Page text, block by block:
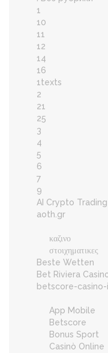
1
10
11
12
14
16
1texts
2
21
25
3
4
5
6
7
9
AI Crypto Trading
aoth.gr
καζινο
στοιχηματικες
Beste Wetten
Bet Riviera
betscore-
App Mobile
Betscore
Bonus Sport
Casinò Online